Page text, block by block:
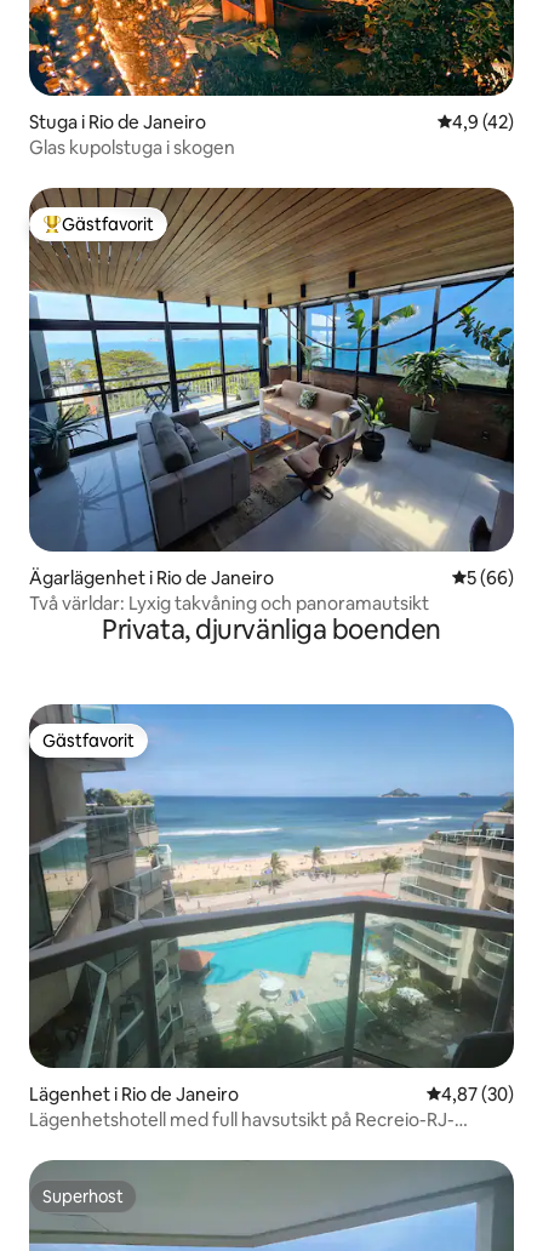
Stuga i Rio de Janeiro 4,9 av 5 i
4,9 (42)
Glas kupolstuga i skogen
Populär gästfavorit
Gästfavorit
Ägarlägenhet i Rio de Janeiro 5 av 5 i
5 (66)
Två världar: Lyxig takvåning och panoramautsikt
Privata, djurvänliga boenden
Gästfavorit
Gästfavorit
Lägenhet i Rio de Janeiro 4,87 av 5 i
4,87 (30)
Lägenhetshotell med full havsutsikt på Recreio-RJ-
Superhost
Superhost